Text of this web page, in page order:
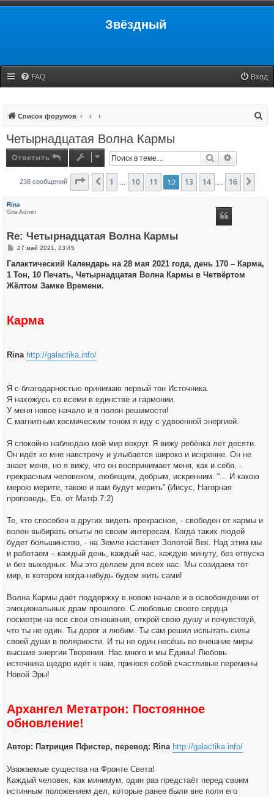
Звёздный
FAQ Вход
Список форумов
Четырнадцатая Волна Кармы
Ответить Поиск
238 сообщений Страница12 из 16
Пред.
1 10 11 12 13 14 16
Rina
Site Admin
Re: Четырнадцатая Волна Кармы
С
о
щ
е
27 май 2021, 23:45
Галактический Календарь на 28 мая 2021 года, день 170 – Карма,
1 Тон, 10 Печать, Четырнадцатая Волна Кармы в Четвёртом
Жёлтом Замке Времени.
Карма
Rina http://galactika.info/
Я с благодарностью принимаю первый тон Источника.
Я нахожусь со всеми в единстве и гармонии.
У меня новое начало и я полон решимости!
С магнитным космическим тоном я иду с удвоенной энергией.
Я спокойно наблюдаю мой мир вокруг. Я вижу ребёнка лет десяти.
Он идёт ко мне навстречу и улыбается широко и искренне. Он не
знает меня, но я вижу, что он воспринимает меня, как и себя, -
прекрасным человеком, любящим, добрым, искренним. “... И какою
мерою мерите, такою и вам будут мерить” (Иисус, Нагорная
проповедь, Ев. от Матф.7:2)
Те, кто способен в других видеть прекрасное, - свободен от кармы и
волен выбирать опыты по своим интересам. Когда таких людей
будет большинство, - на Земле настанет Золотой Век. Над этим мы
и работаем – каждый день, каждый час, каждую минуту, без отпуска
и без выходных. Мы это делаем для всех нас. Мы созидаем тот
мир, в котором когда-нибудь будем жить сами!
Волна Кармы даёт поддержку в новом начале и в освобождении от
эмоциональных драм прошлого. С любовью своего сердца
посмотри на все свои отношения, открой свою душу и почувствуй,
что ты не один. Ты дорог и любим. Ты сам решил испытать силы
своей души в полярности. И ты не один несёшь во внешние миры
высшие энергии Творения. Нас много и мы Едины! Любовь
источника щедро идёт к нам, принося собой счастливые перемены
Новой Эры!
Архангел Метатрон: Постоянное
обновление!
Автор: Патриция Пфистер, перевод: Rina http://galactika.info/
Уважаемые существа на Фронте Света!
Каждый человек, как минимум, один раз предстаёт перед своим
истинным положением дел, которые ранее были вне поля его